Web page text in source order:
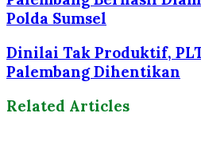
Polda Sumsel
Dinilai Tak Produktif,
Palembang Dihentikan
Related Articles